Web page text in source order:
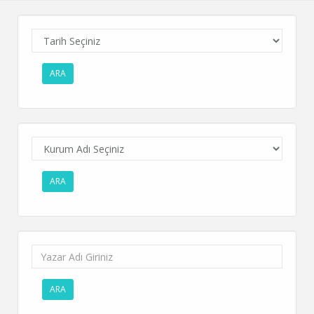
ARA
ARA
ARA